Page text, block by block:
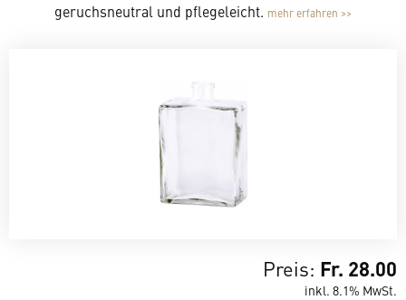
geruchsneutral und pflegeleicht. mehr erfahren >>
Preis: Fr. 28.00
inkl. 8.1% MwSt.